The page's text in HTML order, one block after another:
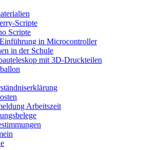
Scripte
Scripte
Einführung in Microcontroller
in der Schule
mit 3D-Druckteilen
Arbeitszeit